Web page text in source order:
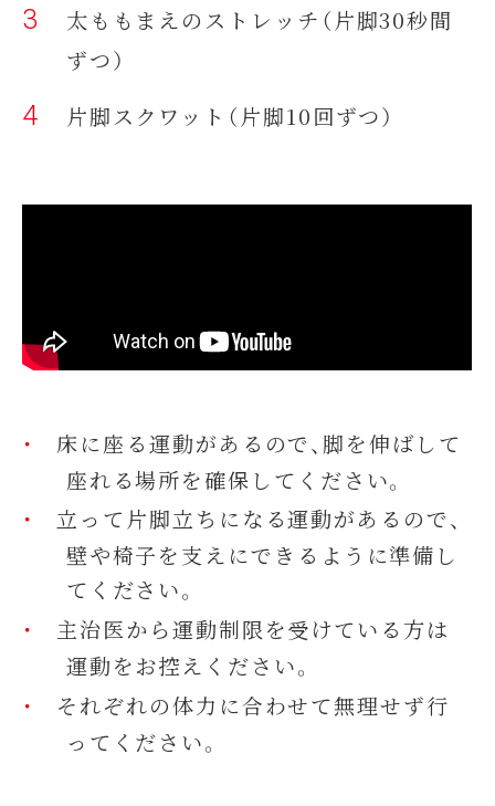
太ももまえのストレッチ（片脚30秒間
ずつ）
片脚スクワット（片脚10回ずつ）
床に座る運動があるので、脚を伸ばして
座れる場所を確保してください。
立って片脚立ちになる運動があるので、
壁や椅子を支えにできるように準備し
てください。
主治医から運動制限を受けている方は
運動をお控えください。
それぞれの体力に合わせて無理せず行
ってください。